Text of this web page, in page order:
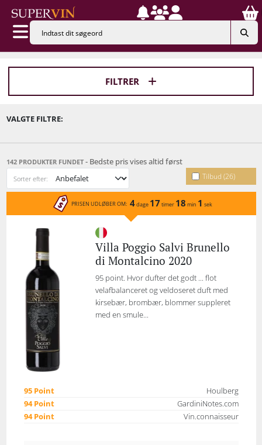
FILTRER
VALGTE FILTRE:
142 PRODUKTER FUNDET - Bedste pris vises altid først
Tilbud (26)
Sorter efter:
PRISEN UDLØBER OM: 4dage 17 timer 18 min 1 sek
Villa Poggio Salvi Brunello
di Montalcino 2020
95 point. Hvor dufter det godt ... flot
velafbalanceret og veldoseret duft med
kirsebær, brombær, blommer suppleret
med en smule...
95 Point
Houlberg
94 Point
GardiniNotes.com
94 Point
Vin.connaisseur